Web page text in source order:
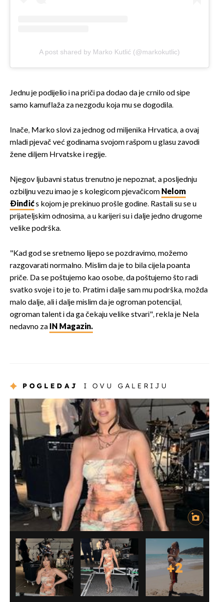
A post shared by Marko Kutlić (@markokutlic)
Jednu je podijelio i na priči pa dodao da je crnilo od sipe
samo kamuflaža za nezgodu koja mu se dogodila.
Inače, Marko slovi za jednog od miljenika Hrvatica, a ovaj
mladi pjevač već godinama svojom rašpom u glasu zavodi
žene diljem Hrvatske i regije.
Njegov ljubavni status trenutno je nepoznat, a posljednju
ozbiljnu vezu imao je s kolegicom pjevačicom Nelom
Đinđićs kojom je prekinuo prošle godine. Rastali su se u
prijateljskim odnosima, a u karijeri su i dalje jedno drugome
velike podrška.
"Kad god se sretnemo lijepo se pozdravimo, možemo
razgovarati normalno. Mislim da je to bila cijela poanta
priče. Da se poštujemo kao osobe, da poštujemo što radi
svatko svoje i to je to. Pratim i dalje sam mu podrška, možda
malo dalje, ali i dalje mislim da je ogroman potencijal,
ogroman talent i da ga čekaju velike stvari", rekla je Nela
nedavno za IN Magazin.
POGLEDAJ I OVU GALERIJU
+2